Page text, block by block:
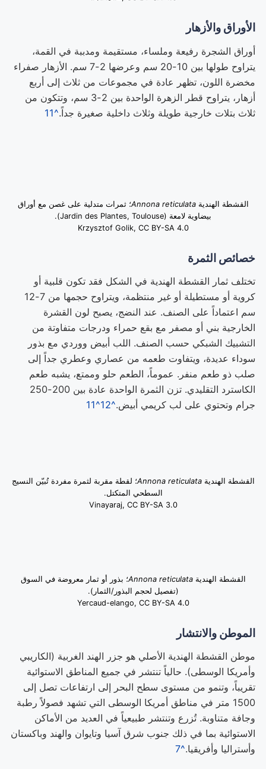
الأوراق والأزهار
أوراق الشجرة رفيعة وملساء، مستقيمة ومدببة في القمة،
يتراوح طولها بين 10-20 سم وعرضها 2-7 سم. الأزهار صفراء
مخضرة اللون، تظهر عادة في مجموعات من ثلاث إلى أربع
أزهار، يتراوح قطر الزهرة الواحدة بين 2-3 سم، وتتكون من
ثلاث بتلات خارجية طويلة وثلاث داخلية صغيرة جداً.^11
القشطة الهنديةAnnona reticulata؛ ثمرات متدلية على غصن مع أوراق
بيضاوية لامعة (Jardin des Plantes, Toulouse).
Krzysztof Golik, CC BY-SA 4.0
خصائص الثمرة
تختلف ثمار القشطة الهندية في الشكل فقد تكون قلبية أو
كروية أو مستطيلة أو غير منتظمة، ويتراوح حجمها من 7-12
سم اعتماداً على الصنف. عند النضج، يصبح لون القشرة
الخارجية بني أو مصفر مع بقع حمراء ودرجات متفاوتة من
التشبيك الشبكي حسب الصنف. اللب أبيض ووردي مع بذور
سوداء عديدة، ويتفاوت طعمه من عصاري وعطري جداً إلى
صلب ذو طعم منفر. عموماً، الطعم حلو وممتع، يشبه طعم
الكاسترد التقليدي. تزن الثمرة الواحدة عادة بين 200-250
جرام وتحتوي على لب كريمي أبيض.^12
^11
القشطة الهنديةAnnona reticulata؛ لقطة مقربة لثمرة مفردة تُبيّن النسيج
السطحي المتكتل.
Vinayaraj, CC BY-SA 3.0
القشطة الهنديةAnnona reticulata؛ بذور أو ثمار معروضة في السوق
(تفصيل لحجم البذور/الثمار).
Yercaud-elango, CC BY-SA 4.0
الموطن والانتشار
موطن القشطة الهندية الأصلي هو جزر الهند الغربية (الكاريبي
وأمريكا الوسطى). حالياً تنتشر في جميع المناطق الاستوائية
تقريباً، وتنمو من مستوى سطح البحر إلى ارتفاعات تصل إلى
1500 متر في مناطق أمريكا الوسطى التي تشهد فصولاً رطبة
وجافة متناوبة. تُزرع وتنتشر طبيعياً في العديد من الأماكن
الاستوائية بما في ذلك جنوب شرق آسيا وتايوان والهند وباكستان
وأستراليا وأفريقيا.^7